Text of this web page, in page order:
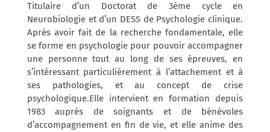
Titulaire d’un Doctorat de 3ème cycle en
Neurobiologie et d’un DESS de Psychologie clinique.
Après avoir fait de la recherche fondamentale, elle
se forme en psychologie pour pouvoir accompagner
une personne tout au long de ses épreuves, en
s’intéressant particulièrement à l’attachement et à
ses pathologies, et au concept de crise
psychologique.Elle intervient en formation depuis
1983 auprès de soignants et de bénévoles
d’accompagnement en fin de vie, et elle anime des